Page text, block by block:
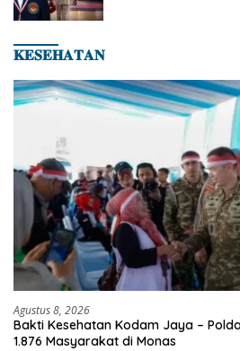
𝐊𝐄𝐒𝐄𝐇𝐀𝐓𝐀𝐍
Agustus 8, 2026
Bakti Kesehatan Kodam Jaya –
1.876 Masyarakat di Monas